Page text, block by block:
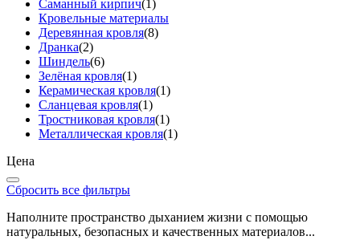
Саманный кирпич(1)
Кровельные материалы
Деревянная кровля(8)
Дранка(2)
Шиндель(6)
Зелёная кровля(1)
Керамическая кровля(1)
Сланцевая кровля(1)
Тростниковая кровля(1)
Металлическая кровля(1)
Цена
Сбросить все фильтры
Наполните пространство дыханием жизни с помощью
натуральных, безопасных и качественных материалов...